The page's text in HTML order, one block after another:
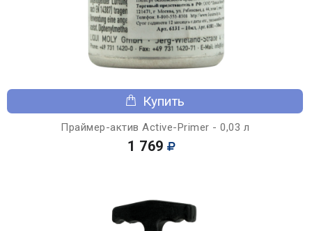
Купить
Праймер-актив Active-Primer - 0,03 л
1 769